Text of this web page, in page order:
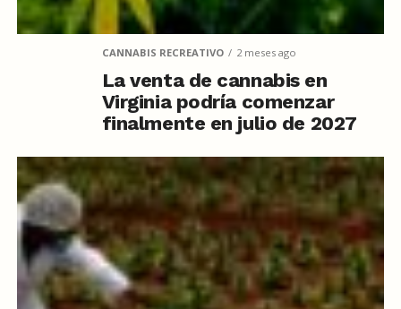
CANNABIS RECREATIVO 2 meses ago
La venta de cannabis en
Virginia podría comenzar
finalmente en julio de 2027